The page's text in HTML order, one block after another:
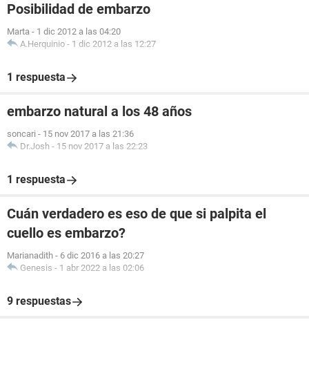
Posibilidad de embarzo
Marta - 1 dic 2012 a las 04:20
A.Herquinio - 1 dic 2012 a las 12:27
1 respuesta
embarzo natural a los 48 años
soncari - 15 nov 2017 a las 21:36
Dr.Josh - 15 nov 2017 a las 22:23
1 respuesta
Cuán verdadero es eso de que si palpita el
cuello es embarzo?
Marianadith - 6 dic 2016 a las 20:27
Genesis - 1 abr 2022 a las 02:06
9 respuestas